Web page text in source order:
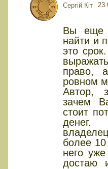
Сергій Кіт
Вы еще
найти и
это
право,
ровном
Автор,
зачем
стоит
более
него
достаю